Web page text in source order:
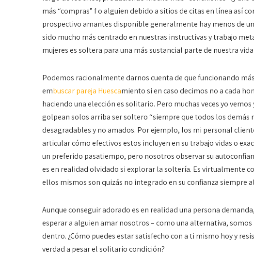
más “compras” f o alguien debido a sitios de citas en línea así
prospectivo amantes disponible generalmente hay menos de
sido mucho más centrado en nuestras instructivas y trabajo
mujeres es soltera para una más sustancial parte de nuestra
Podemos racionalmente darnos cuenta de que funcionando
embuscar pareja Huescamiento si en caso decimos no a cada
haciendo una elección es solitario. Pero muchas veces yo
golpean solos arriba ser soltero “siempre que todos los demás
desagradables y no amados. Por ejemplo, los mi personal
articular cómo efectivos estos incluyen en su trabajo vidas o
un preferido pasatiempo, pero nosotros observar su
es en realidad olvidado si explorar la soltería. Es virtualmente
ellos mismos son quizás no integrado en su confianza siempre
Aunque conseguir adorado es en realidad una persona
esperar a alguien amar nosotros – como una alternativa,
dentro. ¿Cómo puedes estar satisfecho con a ti mismo hoy y
verdad a pesar el solitario condición?